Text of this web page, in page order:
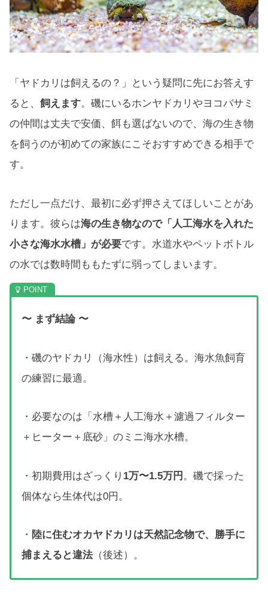
「ヤドカリは飼えるの？」という疑問に先にお答えす
ると、 飼えます。磯にいるホンヤドカリやヨコバサミ
の仲間は丈夫で安価、餌も選ばないので、海の生き物
を飼うのが初めての家族にこそおすすめできる相手で
す。
ただし一点だけ、最初に必ず押さえてほしいことがあ
ります。彼らは海の生き物なので「人工海水を入れた
小さな海水水槽」が必要です。水道水やペットボトル
の水では数時間ももたずに弱ってしまいます。
〜 まず結論 〜
・磯のヤドカリ（海水性）は飼える。海水魚飼育
の練習に最適。
・必要なのは「水槽＋人工海水＋濾過フィルター
＋ヒーター＋底砂」のミニ海水水槽。
・初期費用はざっくり 1万〜1.5万円 。磯で採った
個体なら生体代は0円。
・ 陸に住むオカヤドカリは天然記念物で、勝手に
捕まえると違法 （後述）。